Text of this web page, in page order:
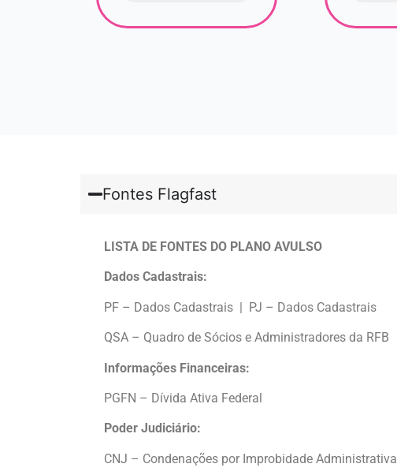
Fontes Flagfast
LISTA DE FONTES DO PLANO AVULSO
Dados Cadastrais:
PF – Dados Cadastrais | PJ – Dados Cadastrais
QSA – Quadro de Sócios e Administradores da RFB
Informações Financeiras:
PGFN – Dívida Ativa Federal
Poder Judiciário:
CNJ – Condenações por Improbidade Administrativa